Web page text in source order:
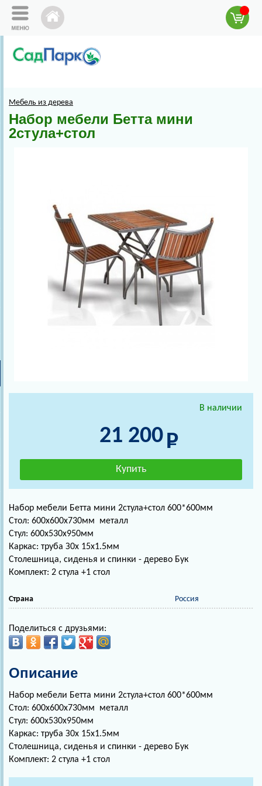
Мебель из дерева
Набор мебели Бетта мини
2стула+стол
В наличии
21 200
Набор мебели Бетта мини 2стула+стол 600*600мм
Стол: 600х600х730мм металл
Стул: 600х530х950мм
Каркас: труба З0х 15х1.5мм
Столешница, сиденья и спинки - дерево Бук
Комплект: 2 стула +1 стол
Страна Россия
Поделиться с друзьями:
Описание
Набор мебели Бетта мини 2стула+стол 600*600мм
Стол: 600х600х730мм металл
Стул: 600х530х950мм
Каркас: труба З0х 15х1.5мм
Столешница, сиденья и спинки - дерево Бук
Комплект: 2 стула +1 стол